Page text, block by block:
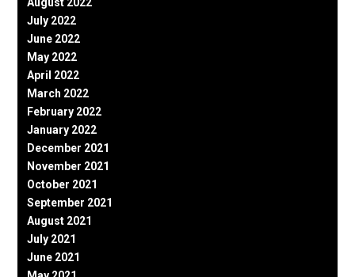
July 2022
June 2022
May 2022
April 2022
March 2022
February 2022
January 2022
December 2021
November 2021
October 2021
September 2021
August 2021
July 2021
June 2021